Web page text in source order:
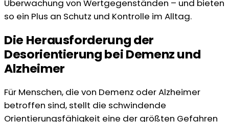
Überwachung von Wertgegenständen – und bieten
so ein Plus an Schutz und Kontrolle im Alltag.
Die Herausforderung der
Desorientierung bei Demenz und
Alzheimer
Für Menschen, die von Demenz oder Alzheimer
betroffen sind, stellt die schwindende
Orientierungsfähigkeit eine der größten Gefahren